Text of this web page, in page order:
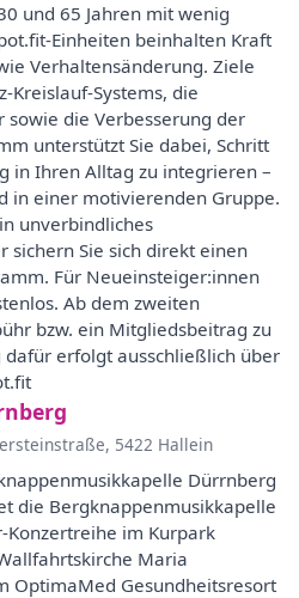
und 65 Jahren mit wenig
Einheiten beinhalten Kraft
Verhaltensänderung. Ziele
Kreislauf-Systems, die
die Verbesserung der
unterstützt Sie dabei, Schritt
in Ihren Alltag zu integrieren –
in einer motivierenden Gruppe.
unverbindliches
sichern Sie sich direkt einen
Für Neueinsteiger:innen
Ab dem zweiten
bzw. ein Mitgliedsbeitrag zu
erfolgt ausschließlich über
5422 Hallein
Dürrnberg
die Bergknappenmusikkapelle
Konzertreihe im Kurpark
Maria
OptimaMed Gesundheitsresort